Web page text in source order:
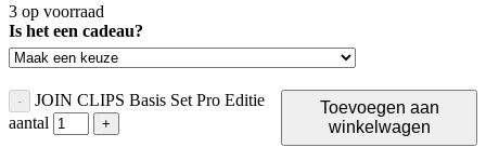
3 op voorraad
Is het een cadeau?
-
JOIN CLIPS Basis Set Pro Editie
aantal
+
Toevoegen aan
winkelwagen